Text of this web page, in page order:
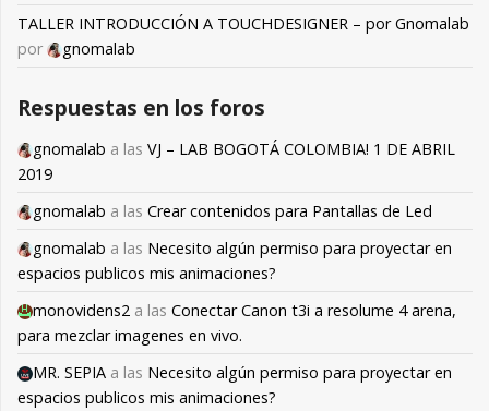
TALLER INTRODUCCIÓN A TOUCHDESIGNER – por Gnomalab
por
gnomalab
Respuestas en los foros
gnomalab a las VJ – LAB BOGOTÁ COLOMBIA! 1 DE ABRIL
2019
gnomalab a las Crear contenidos para Pantallas de Led
gnomalab a las Necesito algún permiso para proyectar en
espacios publicos mis animaciones?
monovidens2 a las Conectar Canon t3i a resolume 4 arena,
para mezclar imagenes en vivo.
MR. SEPIA a las Necesito algún permiso para proyectar en
espacios publicos mis animaciones?